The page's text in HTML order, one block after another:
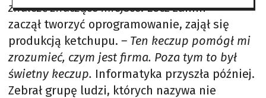
znaleźć znaczące miejsce. Lecz zanim
zaczął tworzyć oprogramowanie, zajął się
produkcją ketchupu. – Ten keczup pomógł mi
zrozumieć, czym jest firma. Poza tym to był
świetny keczup. Informatyka przyszła później.
Zebrał grupę ludzi, których nazywa nie